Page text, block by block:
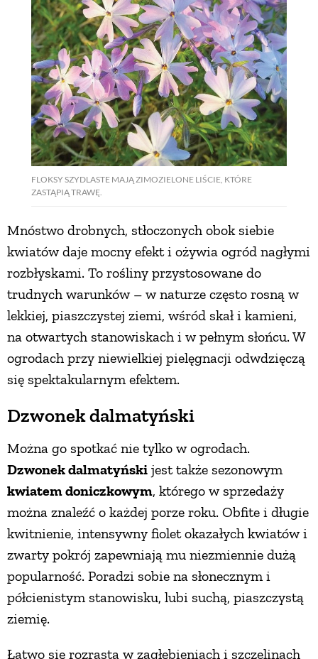
FLOKSY SZYDLASTE MAJĄ ZIMOZIELONE LIŚCIE, KTÓRE
ZASTĄPIĄ TRAWĘ.
Mnóstwo drobnych, stłoczonych obok siebie
kwiatów daje mocny efekt i ożywia ogród nagłymi
rozbłyskami. To rośliny przystosowane do
trudnych warunków – w naturze często rosną w
lekkiej, piaszczystej ziemi, wśród skał i kamieni,
na otwartych stanowiskach i w pełnym słońcu. W
ogrodach przy niewielkiej pielęgnacji odwdzięczą
się spektakularnym efektem.
Dzwonek dalmatyński
Można go spotkać nie tylko w ogrodach.
Dzwonek dalmatyński jest także sezonowym
kwiatem doniczkowym, którego w sprzedaży
można znaleźć o każdej porze roku. Obfite i długie
kwitnienie, intensywny fiolet okazałych kwiatów i
zwarty pokrój zapewniają mu niezmiennie dużą
popularność. Poradzi sobie na słonecznym i
półcienistym stanowisku, lubi suchą, piaszczystą
ziemię.
Łatwo się rozrasta w zagłębieniach i szczelinach